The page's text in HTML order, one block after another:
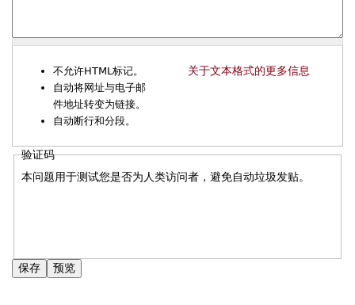
关于文本格式的更多信息
不允许HTML标记。
自动将网址与电子邮
件地址转变为链接。
自动断行和分段。
验证码
本问题用于测试您是否为人类访问者，避免自动垃圾发贴。